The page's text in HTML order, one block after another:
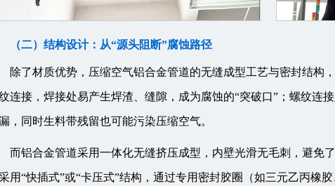
（二）结构设计：从“源头阻断”腐蚀路径
除了材质优势，压缩空气铝合金管道的无缝成型工艺与密封结构
连接，焊接处易产生焊渣、缝隙，成为腐蚀的“突破口”；螺纹连
，同时生料带残留也可能污染压缩空气。
而铝合金管道采用一体化无缝挤压成型，内壁光滑无毛刺，避免
用“快插式”或“卡压式”结构，通过专用密封胶圈（如三元乙丙橡